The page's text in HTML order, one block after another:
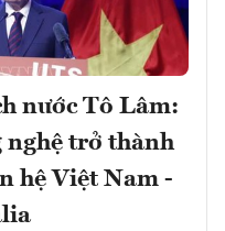
nước Tô Lâm:
nghệ trở thành
hệ Việt Nam -